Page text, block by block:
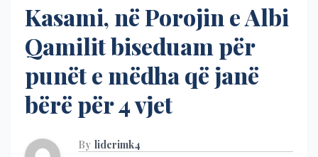
Kasami, në Porojin e Albi
Qamilit biseduam për
punët e mëdha që janë
bërë për 4 vjet
By liderimk4